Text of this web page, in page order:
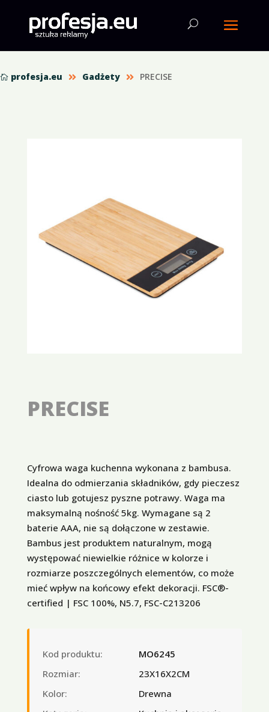
 profesja.eu  Gadżety  PRECISE
PRECISE
Cyfrowa waga kuchenna wykonana z bambusa.
Idealna do odmierzania składników, gdy pieczesz
ciasto lub gotujesz pyszne potrawy. Waga ma
maksymalną nośność 5kg. Wymagane są 2
baterie AAA, nie są dołączone w zestawie.
Bambus jest produktem naturalnym, mogą
występować niewielkie różnice w kolorze i
rozmiarze poszczególnych elementów, co może
mieć wpływ na końcowy efekt dekoracji. FSC®-
certified | FSC 100%, N5.7, FSC-C213206
Kod produktu:
MO6245
Rozmiar:
23X16X2CM
Kolor:
Drewna